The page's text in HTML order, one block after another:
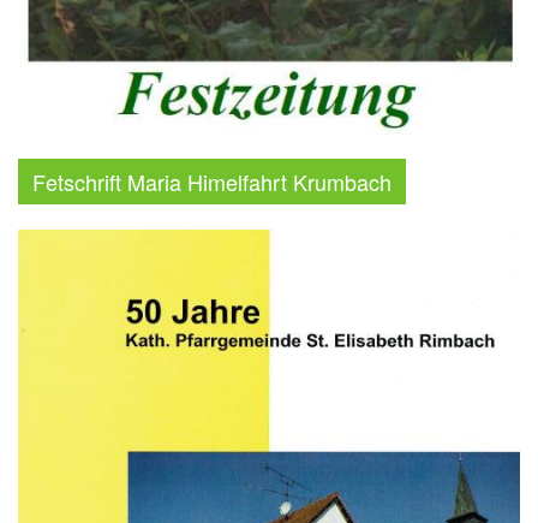
Fetschrift Maria Himelfahrt Krumbach